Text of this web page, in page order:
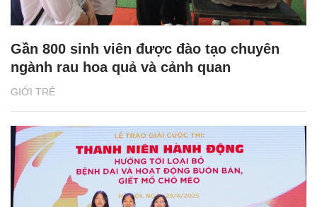
GIỚI TRẺ
Gần 800 sinh viên được đào tạo chuyên
ngành rau hoa quả và cảnh quan